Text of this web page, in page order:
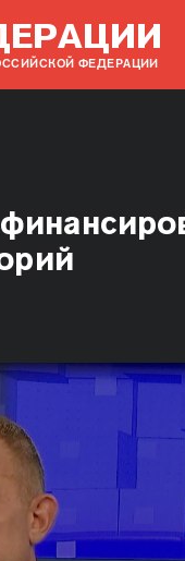
ФЕДЕРАЦИИ